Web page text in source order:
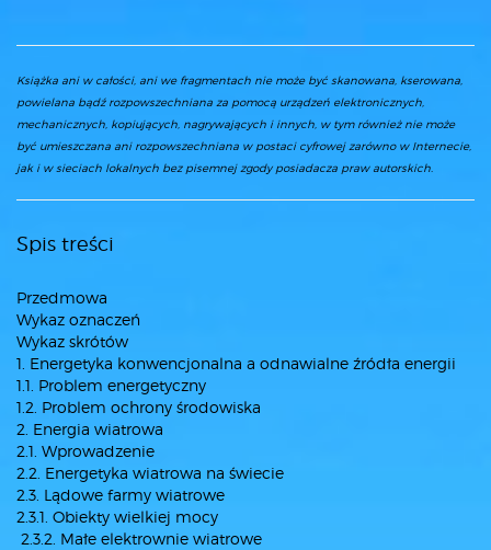
Książka ani w całości, ani we fragmentach nie może być skanowana, kserowana,
powielana bądź rozpowszechniana za pomocą urządzeń elektronicznych,
mechanicznych, kopiujących, nagrywających i innych, w tym również nie może
być umieszczana ani rozpowszechniana w postaci cyfrowej zarówno w Internecie,
jak i w sieciach lokalnych bez pisemnej zgody posiadacza praw autorskich.
Spis treści
Przedmowa
Wykaz oznaczeń
Wykaz skrótów
1. Energetyka konwencjonalna a odnawialne źródła energii
1.1. Problem energetyczny
1.2. Problem ochrony środowiska
2. Energia wiatrowa
2.1. Wprowadzenie
2.2. Energetyka wiatrowa na świecie
2.3. Lądowe farmy wiatrowe
2.3.1. Obiekty wielkiej mocy
2.3.2. Małe elektrownie wiatrowe